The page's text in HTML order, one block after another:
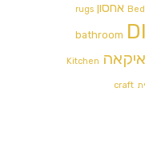
אחסון rugs
bathroom
איקאה Kitchen
craft